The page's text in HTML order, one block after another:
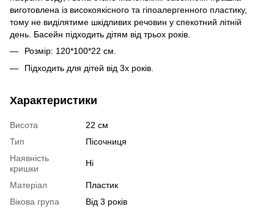
виготовлена із високоякісного та гіпоалергенного пластику,
тому не виділятиме шкідливих речовин у спекотний літній
день. Басейн підходить дітям від трьох років.
Розмір: 120*100*22 см.
Підходить для дітей від 3х років.
Характеристики
Висота
22 см
Тип
Пісочниця
Наявність
кришки
Ні
Матеріал
Пластик
Вікова група
Від 3 років